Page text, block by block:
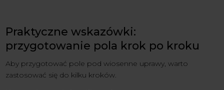
Praktyczne wskazówki:
przygotowanie pola krok po kroku
Aby przygotować pole pod wiosenne uprawy, warto
zastosować się do kilku kroków.